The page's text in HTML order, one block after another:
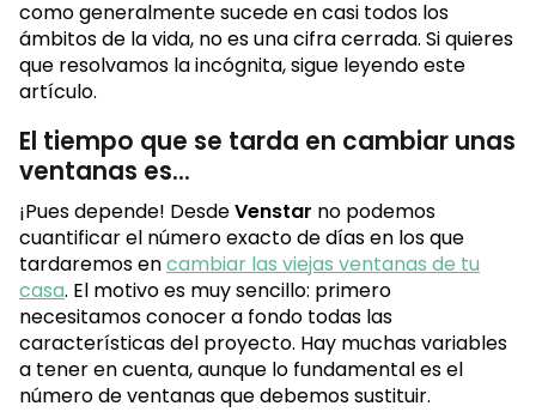
como generalmente sucede en casi todos los
ámbitos de la vida, no es una cifra cerrada. Si quieres
que resolvamos la incógnita, sigue leyendo este
artículo.
El tiempo que se tarda en cambiar unas
ventanas es...
¡Pues depende! DesdeVenstar no podemos
cuantificar el número exacto de días en los que
tardaremos encambiar las viejas ventanas de tu
casa. El motivo es muy sencillo: primero
necesitamos conocer a fondo todas las
características del proyecto. Hay muchas variables
a tener en cuenta, aunque lo fundamental es el
número de ventanas que debemos sustituir.